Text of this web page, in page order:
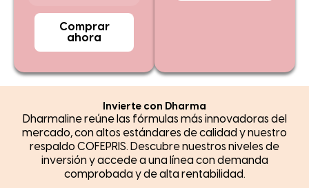
Comprar
ahora
Invierte con Dharma
Dharmaline reúne las fórmulas más innovadoras del
mercado, con altos estándares de calidad y nuestro
respaldo COFEPRIS. Descubre nuestros niveles de
inversión y accede a una línea con demanda
comprobada y de alta rentabilidad.